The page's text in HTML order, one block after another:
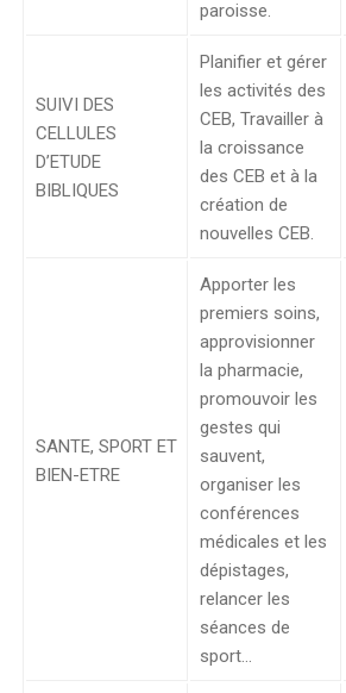
paroisse.
SUIVI DES
CELLULES
D’ETUDE
BIBLIQUES
Planifier et gérer
les activités des
CEB, Travailler à
la croissance
des CEB et à la
création de
nouvelles CEB.
SANTE, SPORT ET
BIEN-ETRE
Apporter les
premiers soins,
approvisionner
la pharmacie,
promouvoir les
gestes qui
sauvent,
organiser les
conférences
médicales et les
dépistages,
relancer les
séances de
sport…